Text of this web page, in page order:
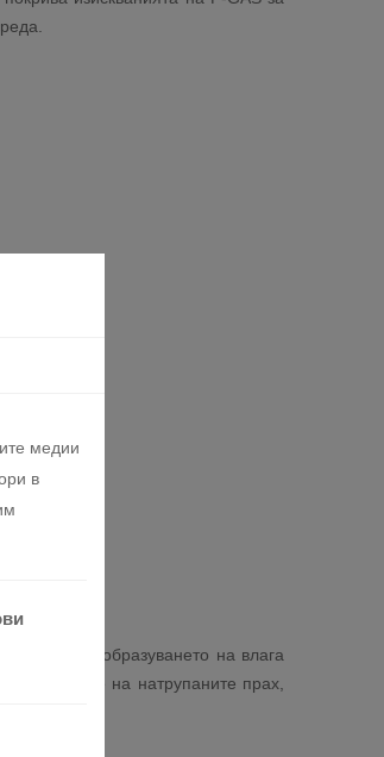
намалява образуването на влага
на натрупаните прах,
медии
в